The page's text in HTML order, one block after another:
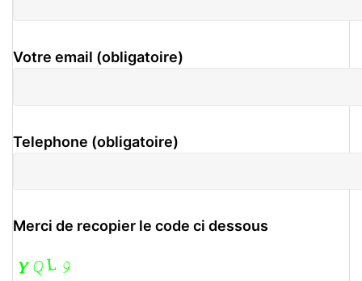
Votre email (obligatoire)
Telephone (obligatoire)
Merci de recopier le code ci dessous